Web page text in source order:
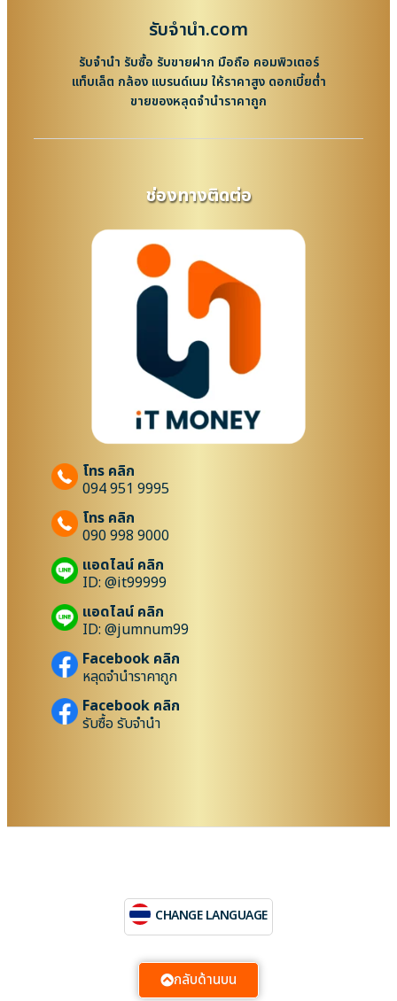
รับจํานํา.com
รับจำนำ รับซื้อ รับขายฝาก มือถือ คอมพิวเตอร์
แท็บเล็ต กล้อง แบรนด์เนม ให้ราคาสูง ดอกเบี้ยต่ำ
ขายของหลุดจำนำราคาถูก
ช่องทางติดต่อ
โทร คลิก
094 951 9995
โทร คลิก
090 998 9000
แอดไลน์ คลิก
ID: @it99999
แอดไลน์ คลิก
ID: @jumnum99
Facebook คลิก
หลุดจำนำราคาถูก
Facebook คลิก
รับซื้อ รับจำนำ
CHANGE LANGUAGE
กลับด้านบน